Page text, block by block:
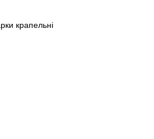
крапельні